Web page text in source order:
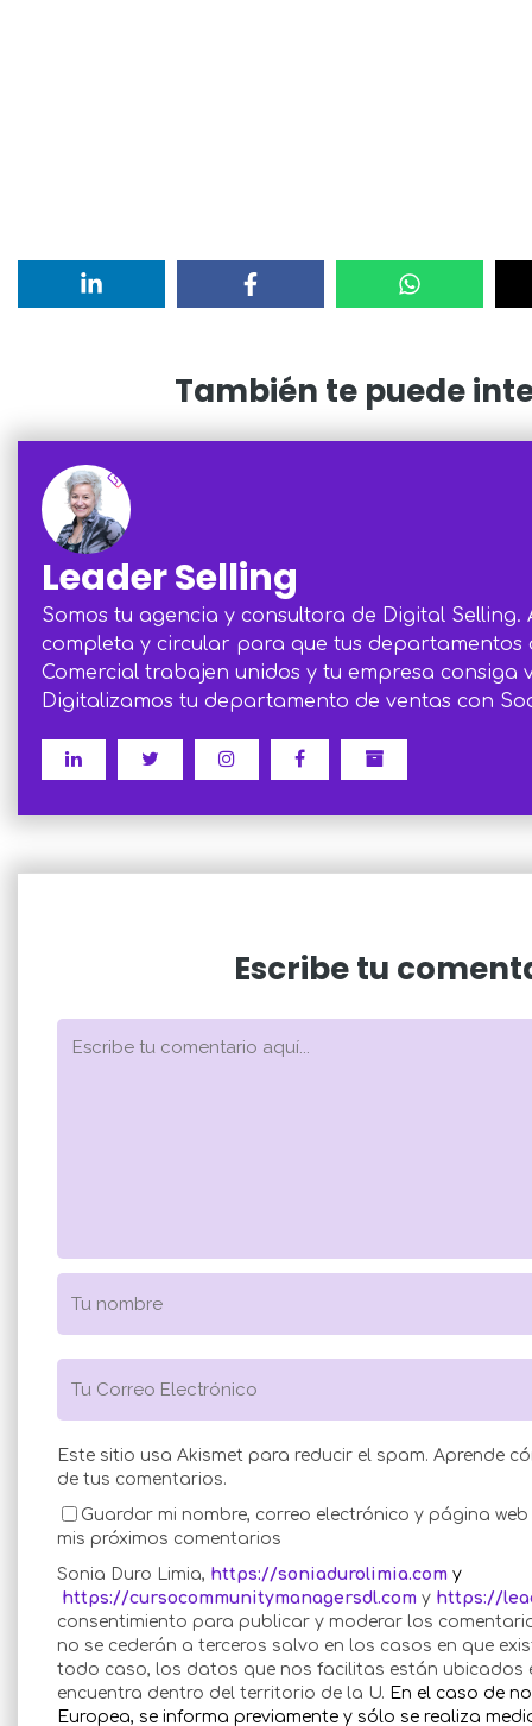
También te puede
Leader Selling
Somos tu agencia y consultora de Digital
completa y circular para que tus departamentos
Comercial trabajen unidos y tu empresa consiga
Digitalizamos tu departamento de ventas con
Escribe tu
Este sitio usa Akismet para reducir el spam. Aprende
de tus comentarios.
Guardar mi nombre, correo electrónico y página
mis próximos comentarios
Sonia Duro Limia, https://soniadurolimia.com y
https://cursocommunitymanagersdl.com y https://
consentimiento para publicar y moderar los
no se cederán a terceros salvo en los casos en que
todo caso, los datos que nos facilitas están ubicados
encuentra dentro del territorio de la U. En el caso de
Europea, se informa previamente y sólo se realiza